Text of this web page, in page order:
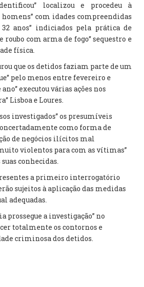
localizou e procedeu à
com idades compreendidas
anos” indiciados pela prática de
com arma de fogo” sequestro e
física.
que os detidos faziam parte de um
pelo menos entre fevereiro e
executou várias ações nos
Lisboa e Loures.
investigados” os presumíveis
como forma de
de negócios ilícitos mal
violentos para com as vítimas”
conhecidas.
a primeiro interrogatório
sujeitos à aplicação das medidas
adequadas.
prossegue a investigação” no
totalmente os contornos e
criminosa dos detidos.